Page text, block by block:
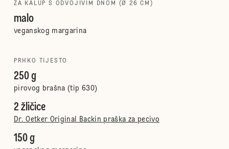
ZA KALUP S ODVOJIVIM DNOM (Ø 26 CM)
malo
veganskog margarina
PRHKO TIJESTO
250 g
pirovog brašna (tip 630)
2 žličice
Dr. Oetker Original Backin praška za pecivo
150 g